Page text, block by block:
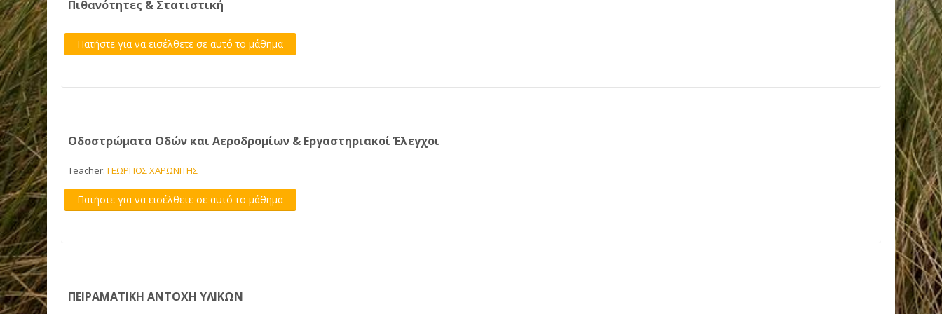
Πιθανότητες & Στατιστική
Πατήστε για να εισέλθετε σε αυτό το μάθημα
Οδοστρώματα Οδών και Αεροδρομίων & Εργαστηριακοί Έλεγχοι
Teacher:ΓΕΩΡΓΙΟΣ ΧΑΡΩΝΙΤΗΣ
Πατήστε για να εισέλθετε σε αυτό το μάθημα
ΠΕΙΡΑΜΑΤΙΚΗ ΑΝΤΟΧΗ ΥΛΙΚΩΝ